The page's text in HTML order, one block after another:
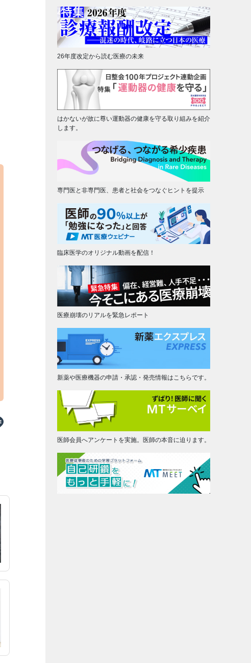
26年度改定から読む医療の未来
はかないが故に尊い運動器の健康を守る取り組みを紹介
します。
専門医と非専門医、患者と社会をつなぐヒントを提示
臨床医学のオリジナル動画を配信！
医療崩壊のリアルを緊急レポート
新薬や医療機器の申請・承認・発売情報はこちらです。
医師会員へアンケートを実施。医師の本音に迫ります。